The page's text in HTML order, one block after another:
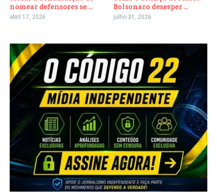
nomear defensores se ...
abril 17, 2026
Bolsonaro desesper ...
julho 31, 2026